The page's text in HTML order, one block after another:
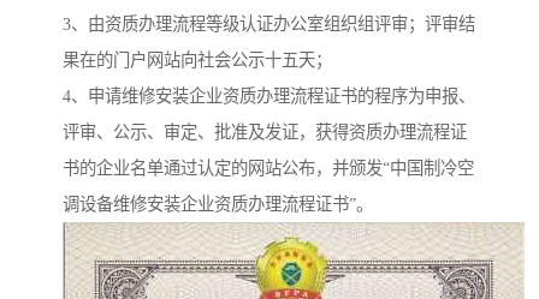
3、由资质办理流程等级认证办公室组织组评审；评审结
果在的门户网站向社会公示十五天；
4、申请维修安装企业资质办理流程证书的程序为申报、
评审、公示、审定、批准及发证，获得资质办理流程证
书的企业名单通过认定的网站公布，并颁发“中国制冷空
调设备维修安装企业资质办理流程证书”。